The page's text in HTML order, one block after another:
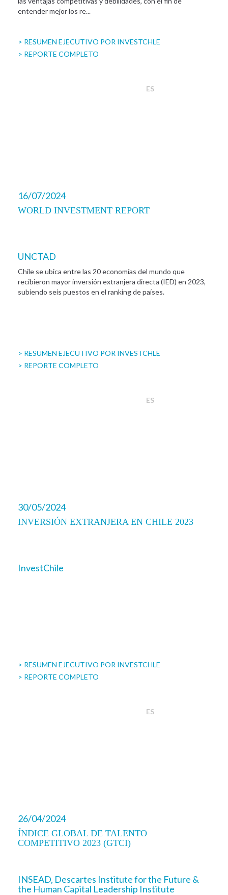
entender mejor los re...
> RESUMEN EJECUTIVO POR INVESTCHLE
> REPORTE COMPLETO
ES
16/07/2024
WORLD INVESTMENT REPORT
UNCTAD
Chile se ubica entre las 20 economías del mundo que
recibieron mayor inversión extranjera directa (IED) en 2023,
subiendo seis puestos en el ranking de países.
> RESUMEN EJECUTIVO POR INVESTCHLE
> REPORTE COMPLETO
ES
30/05/2024
INVERSIÓN EXTRANJERA EN CHILE 2023
InvestChile
> RESUMEN EJECUTIVO POR INVESTCHLE
> REPORTE COMPLETO
ES
26/04/2024
ÍNDICE GLOBAL DE TALENTO
COMPETITIVO 2023 (GTCI)
INSEAD, Descartes Institute for the Future &
the Human Capital Leadership Institute